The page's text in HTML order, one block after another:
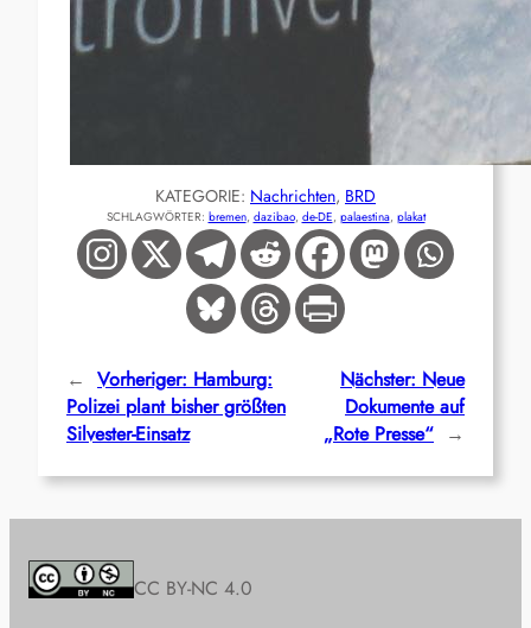
KATEGORIE: Nachrichten, BRD
SCHLAGWÖRTER: bremen, dazibao, de-DE, palaestina, plakat
← Vorheriger: Hamburg:
Polizei plant bisher größten
Silvester-Einsatz
Nächster: Neue
Dokumente auf
„Rote Presse“ →
CC BY-NC 4.0